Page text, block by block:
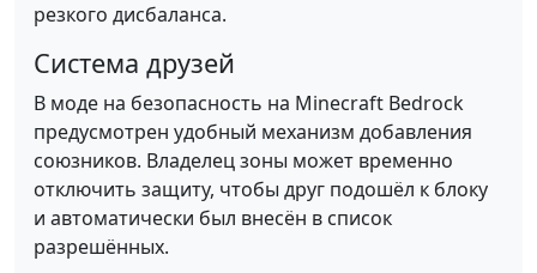
резкого дисбаланса.
Система друзей
В моде на безопасность на Minecraft Bedrock
предусмотрен удобный механизм добавления
союзников. Владелец зоны может временно
отключить защиту, чтобы друг подошёл к блоку
и автоматически был внесён в список
разрешённых.